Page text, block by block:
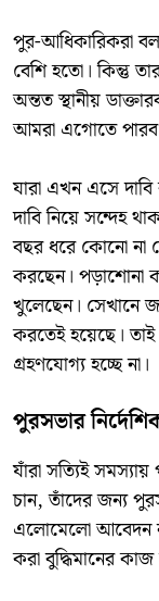
​পুর-আধিকারিকরা
বেশি হতো। কিন্তু
অন্তত স্থানীয়
আমরা এগোতে পারব
​যারা এখন এসে
দাবি নিয়ে সন্দেহ
বছর ধরে কোনো না
করছেন। পড়াশোনা
খুলেছেন। সেখানে
করতেই হয়েছে।
গ্রহণযোগ্য হচ্ছে না।
​পুরসভার
​যাঁরা সত্যিই
চান, তাঁদের জন্য
এলোমেলো আবেদন
করা বুদ্ধিমানের